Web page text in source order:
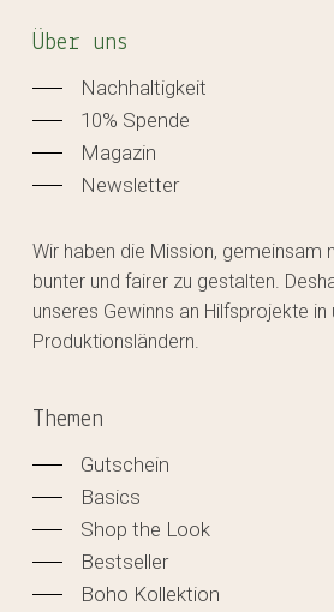
Über uns
Nachhaltigkeit
10% Spende
Magazin
Newsletter
Wir haben die Mission, gemeinsam
bunter und fairer zu gestalten.
unseres Gewinns an Hilfsprojekte in
Produktionsländern.
Themen
Gutschein
Basics
Shop the Look
Bestseller
Boho Kollektion